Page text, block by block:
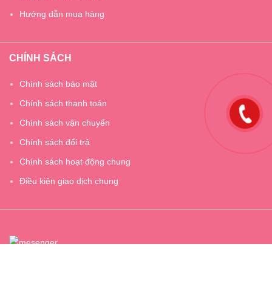
Hướng dẫn mua hàng
CHÍNH SÁCH
Chính sách bảo mật
Chính sách thanh toán
Chính sách vận chuyển
Chính sách đổi trả
Chính sách hoạt động chung
Điều kiện giao dịch chung